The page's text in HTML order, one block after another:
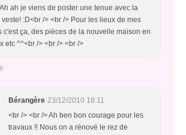
ah je viens de poster une tenue avec la
veste! :D<br /> <br /> Pour les lieux de mes
c'est ça, des pièces de la nouvelle maison en
etc ^^<br /> <br /> <br />
Bérangère 23/12/2010 18:11
<br /> <br /> Ah ben bon courage pour les
travaux !! Nous on a rénové le rez de